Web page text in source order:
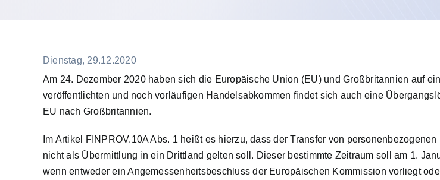
Dienstag, 29.12.2020
Am 24. Dezember 2020 haben sich die Europäische Union (EU) und Großbritannien auf
veröffentlichten und noch vorläufigen Handelsabkommen findet sich auch eine
EU nach Großbritannien.
Im Artikel FINPROV.10A Abs. 1 heißt es hierzu, dass der Transfer von
nicht als Übermittlung in ein Drittland gelten soll. Dieser bestimmte Zeitraum soll am 1.
wenn entweder ein Angemessenheitsbeschluss der Europäischen Kommission vorliegt